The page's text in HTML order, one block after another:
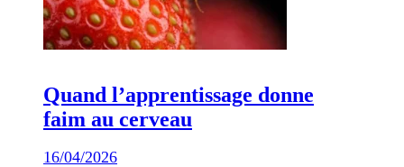
Quand l’apprentissage donne
faim au cerveau
16/04/2026